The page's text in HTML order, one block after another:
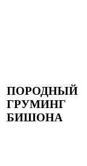
ПОРОДНЫЙ
ГРУМИНГ
БИШОНА